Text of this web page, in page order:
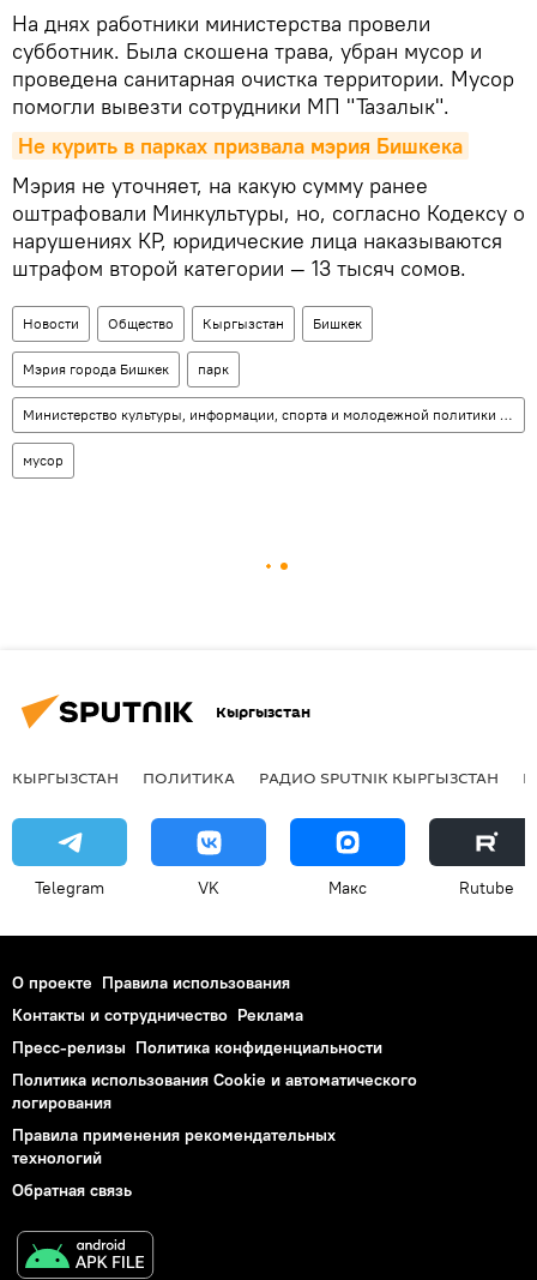
На днях работники министерства провели
субботник. Была скошена трава, убран мусор и
проведена санитарная очистка территории. Мусор
помогли вывезти сотрудники МП "Тазалык".
Не курить в парках призвала мэрия Бишкека
Мэрия не уточняет, на какую сумму ранее
оштрафовали Минкультуры, но, согласно Кодексу о
нарушениях КР, юридические лица наказываются
штрафом второй категории — 13 тысяч сомов.
Новости Общество Кыргызстан Бишкек
Мэрия города Бишкек парк
Министерство культуры, информации, спорта и молодежной политики КР
мусор
Кыргызстан
КЫРГЫЗСТАН ПОЛИТИКА РАДИО SPUTNIK КЫРГЫЗСТАН
Telegram VK Макс Rutube
О проекте Правила использования
Контакты и сотрудничество Реклама
Пресс-релизы Политика конфиденциальности
Политика использования Cookie и автоматического
логирования
Правила применения рекомендательных
технологий
Обратная связь